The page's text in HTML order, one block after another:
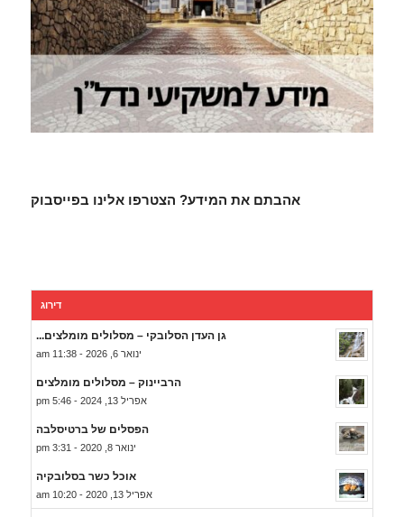
אהבתם את המידע? הצטרפו אלינו בפייסבוק
דירוג
גן העדן הסלובקי – מסלולים מומלצים...
ינואר 6, 2026 - 11:38 am
הרביינוק – מסלולים מומלצים
אפריל 13, 2024 - 5:46 pm
הפסלים של ברטיסלבה
ינואר 8, 2020 - 3:31 pm
אוכל כשר בסלובקיה
אפריל 13, 2020 - 10:20 am